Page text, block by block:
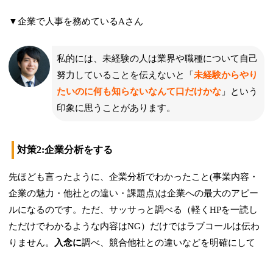
▼企業で人事を務めているAさん
私的には、未経験の人は業界や職種について自己
努力していることを伝えないと「未経験からやり
たいのに何も知らないなんて口だけかな 」という
印象に思うことがあります。
対策2:企業分析をする
先ほども言ったように、企業分析でわかったこと(事業内容・
企業の魅力・他社との違い・課題点)は企業への最大のアピー
ルになるのです。ただ、サッサっと調べる（軽くHPを一読し
ただけでわかるような内容はNG）だけではラブコールは伝わ
りません。
入念に調べ、競合他社との違いなどを明確にして